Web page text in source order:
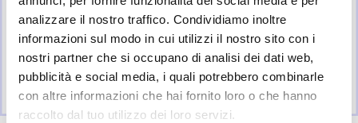
analizzare il nostro traffico. Condividiamo inoltre
informazioni sul modo in cui utilizzi il nostro sito con i
nostri partner che si occupano di analisi dei dati web,
pubblicità e social media, i quali potrebbero combinarle
con altre informazioni che hai fornito loro o che hanno
raccolto dal tuo utilizzo dei loro servizi.